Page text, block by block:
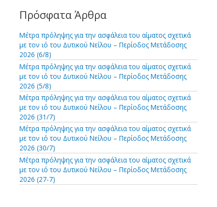
ανταπόκριση
κρίση
λόγω
της
επιδημίας
COVID-
19.
Με
τη
συγχρηματοδότηση
της
Ελλάδας
και
τ
η
η
γ
ι
α
Πρόσφατα Άρθρα
Μέτρα πρόληψης για την ασφάλεια του αίματος σχετικά
με τον ιό του Δυτικού Νείλου – Περίοδος Μετάδοσης
2026 (6/8)
Μέτρα πρόληψης για την ασφάλεια του αίματος σχετικά
με τον ιό του Δυτικού Νείλου – Περίοδος Μετάδοσης
2026 (5/8)
Μέτρα πρόληψης για την ασφάλεια του αίματος σχετικά
με τον ιό του Δυτικού Νείλου – Περίοδος Μετάδοσης
2026 (31/7)
Μέτρα πρόληψης για την ασφάλεια του αίματος σχετικά
με τον ιό του Δυτικού Νείλου – Περίοδος Μετάδοσης
2026 (30/7)
Μέτρα πρόληψης για την ασφάλεια του αίματος σχετικά
με τον ιό του Δυτικού Νείλου – Περίοδος Μετάδοσης
2026 (27-7)